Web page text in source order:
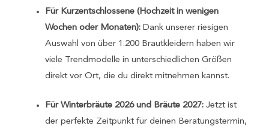
Für Kurzentschlossene (Hochzeit in wenigen
Wochen oder Monaten): Dank unserer riesigen
Auswahl von über 1.200 Brautkleidern haben wir
viele Trendmodelle in unterschiedlichen Größen
direkt vor Ort, die du direkt mitnehmen kannst.
Für Winterbräute 2026 und Bräute 2027: Jetzt ist
der perfekte Zeitpunkt für deinen Beratungstermin,